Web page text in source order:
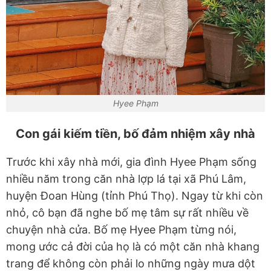
Hyee Phạm
Con gái kiếm tiền, bố đảm nhiệm xây nhà
Trước khi xây nhà mới, gia đình Hyee Phạm sống
nhiều năm trong căn nhà lợp lá tại xã Phú Lâm,
huyện Đoan Hùng (tỉnh Phú Thọ). Ngay từ khi còn
nhỏ, cô bạn đã nghe bố mẹ tâm sự rất nhiều về
chuyện nhà cửa. Bố mẹ Hyee Phạm từng nói,
mong ước cả đời của họ là có một căn nhà khang
trang để không còn phải lo những ngày mưa dột